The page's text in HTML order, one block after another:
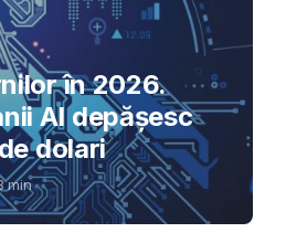
în 2026.
AI depășesc
dolari
min